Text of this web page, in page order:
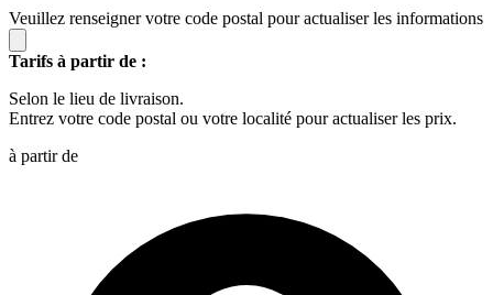
Veuillez renseigner votre code postal pour actualiser les informations
Tarifs à partir de :
Selon le lieu de livraison.
Entrez votre code postal ou votre localité pour actualiser les prix.
à partir de